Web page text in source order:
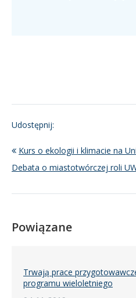
Udostępnij:
Kurs o ekologii i klimacie na
Debata o miastotwórczej roli
Powiązane
Trwają prace
programu wieloletniego